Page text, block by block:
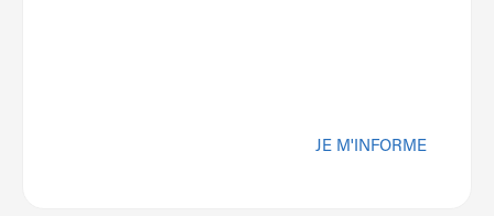
JE M'INFORME